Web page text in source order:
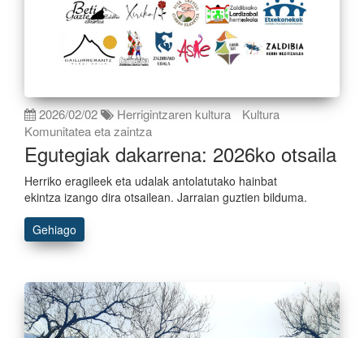
2026/02/02 Herrigintzaren kultura
Kultura
Komunitatea eta zaintza
Egutegiak dakarrena: 2026ko otsaila
Herriko eragileek eta udalak antolatutako hainbat
ekintza izango dira otsailean. Jarraian guztien bilduma.
Gehiago